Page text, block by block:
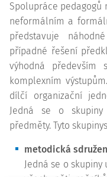
Spolupráce pedagogů
neformálním a
představuje
případné řešení
výhodná především
komplexním výstupům.
dílčí organizační
Jedná se o
předměty. Tyto
metodická
Jedná se o